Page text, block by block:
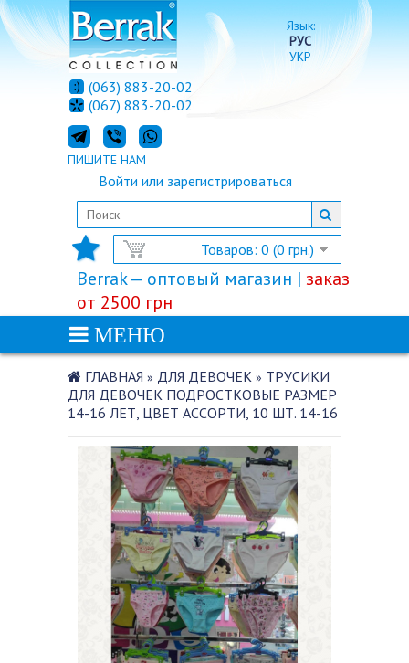
Язык:
РУС
УКР
Товаров: 0 (0 грн.)
Войти или зарегистрироваться
(063) 883-20-02
(067) 883-20-02
ПИШИТЕ НАМ
Berrak — оптовый магазин | заказ
от 2500 грн
МЕНЮ
ГЛАВНАЯ » ДЛЯ ДЕВОЧЕК » ТРУСИКИ
ДЛЯ ДЕВОЧЕК ПОДРОСТКОВЫЕ РАЗМЕР
14-16 ЛЕТ, ЦВЕТ АССОРТИ, 10 ШТ. 14-16